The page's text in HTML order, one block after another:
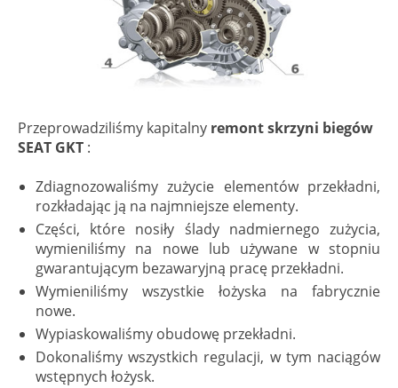
Przeprowadziliśmy kapitalny remont skrzyni biegów
SEAT GKT :
Zdiagnozowaliśmy zużycie elementów przekładni,
rozkładając ją na najmniejsze elementy.
Części, które nosiły ślady nadmiernego zużycia,
wymieniliśmy na nowe lub używane w stopniu
gwarantującym bezawaryjną pracę przekładni.
Wymieniliśmy wszystkie łożyska na fabrycznie
nowe.
Wypiaskowaliśmy obudowę przekładni.
Dokonaliśmy wszystkich regulacji, w tym naciągów
wstępnych łożysk.